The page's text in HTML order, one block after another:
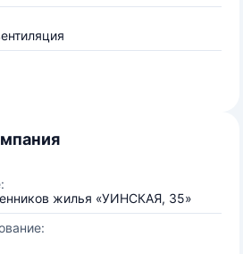
жилья «УИНСКАЯ, 35»